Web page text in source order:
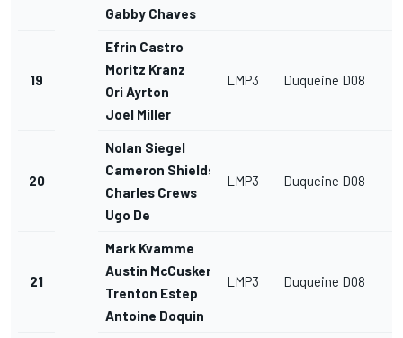
Gabby Chaves
19
Efrin Castro
Moritz Kranz
Ori Ayrton
Joel Miller
LMP3 Duqueine D08
20
Nolan Siegel
Cameron Shields
Charles Crews
Ugo De
LMP3 Duqueine D08
21
Mark Kvamme
Austin McCusker
Trenton Estep
Antoine Doquin
LMP3 Duqueine D08